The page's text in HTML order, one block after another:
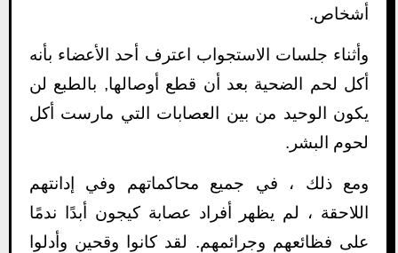
أشخاص.
وأثناء جلسات الاستجواب اعترف أحد الأعضاء بأنه
أكل لحم الضحية بعد أن قطع أوصالها, بالطبع لن
يكون الوحيد من بين العصابات التي مارست أكل
لحوم البشر.
ومع ذلك ، في جميع محاكماتهم وفي إدانتهم
اللاحقة ، لم يظهر أفراد عصابة كيجون أبدًا ندمًا
على فظائعهم وجرائمهم. لقد كانوا وقحين وأدلوا